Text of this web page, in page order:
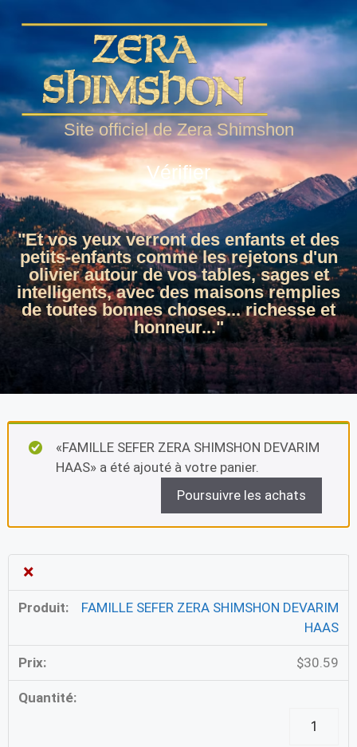
Site officiel de Zera Shimshon
Vérifier
"Et vos yeux verront des enfants et des
petits-enfants comme les rejetons d'un
olivier autour de vos tables, sages et
intelligents, avec des maisons remplies
de toutes bonnes choses... richesse et
honneur..."
«FAMILLE SEFER ZERA SHIMSHON DEVARIM
HAAS» a été ajouté à votre panier.
Poursuivre les achats
×
FAMILLE SEFER ZERA SHIMSHON DEVARIM
HAAS
$30.59